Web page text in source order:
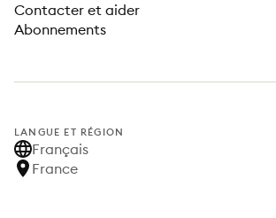
Contacter et aider
Abonnements
LANGUE ET RÉGION
Français
France